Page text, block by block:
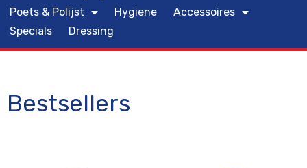
Poets & Polijst
Hygiene
Accessoires
Specials
Dressing
Bestsellers